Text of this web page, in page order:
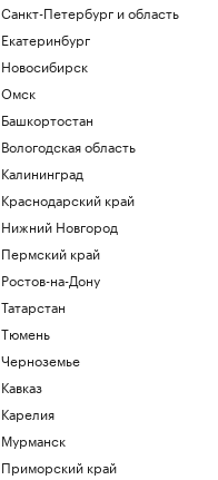
Санкт-Петербург и область
Екатеринбург
Новосибирск
Омск
Башкортостан
Вологодская область
Калининград
Краснодарский край
Нижний Новгород
Пермский край
Ростов-на-Дону
Татарстан
Тюмень
Черноземье
Кавказ
Карелия
Мурманск
Приморский край